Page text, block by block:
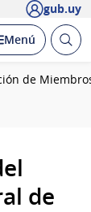
gub.uy
Desplegar
Menú Abrir
de
de